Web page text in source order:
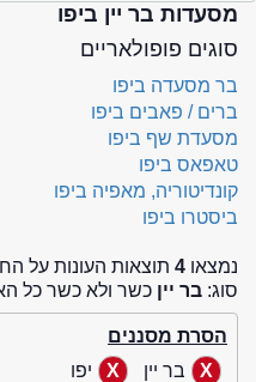
מסעדות בר יין ביפו
סוגים פופולאריים
בר מסעדה ביפו
ברים / פאבים ביפו
מסעדת שף ביפו
טאפאס ביפו
קונדיטוריה, מאפיה ביפו
ביסטרו ביפו
נמצאו 4 תוצאות העונות על
סוג: בר יין כשר ולא כשר כל
הסרת מסננים
בר יין
יפו